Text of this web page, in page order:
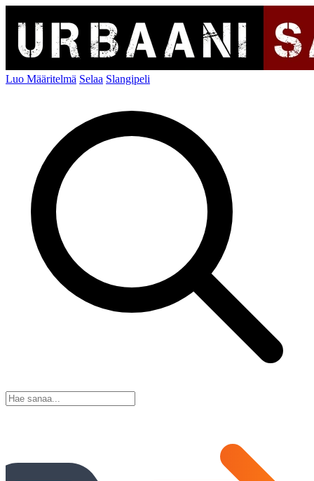
Luo Määritelmä Selaa Slangipeli